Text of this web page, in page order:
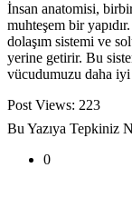
İnsan anatomisi,
muhteşem bir
dolaşım sistemi ve
yerine getirir. Bu
vücudumuzu daha iyi
Post Views: 223
Bu Yazıya Tepkiniz
0